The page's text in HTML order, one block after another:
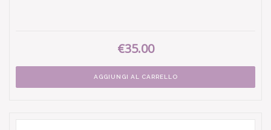
€35.00
AGGIUNGI AL CARRELLO